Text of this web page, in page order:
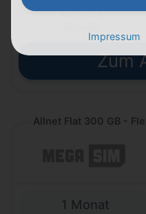
19,99 €
Zum
Allnet Flat 300 GB -
1 Monat
Impressum